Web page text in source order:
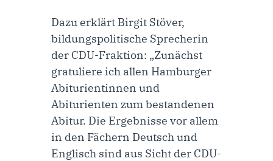
Dazu erklärt Birgit Stöver,
bildungspolitische Sprecherin
der CDU-Fraktion: „Zunächst
gratuliere ich allen Hamburger
Abiturientinnen und
Abiturienten zum bestandenen
Abitur. Die Ergebnisse vor allem
in den Fächern Deutsch und
Englisch sind aus Sicht der CDU-